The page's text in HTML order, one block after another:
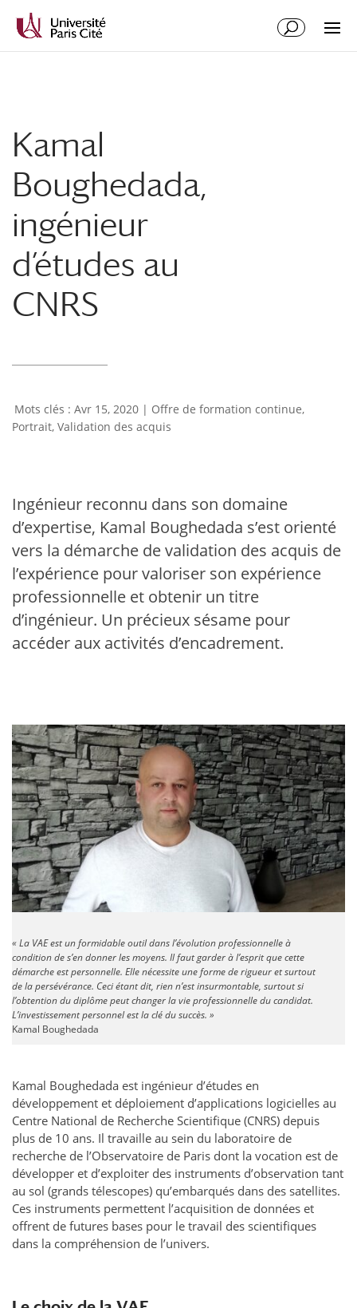
Kamal
Boughedada,
ingénieur
d’études au
CNRS
Avr 15, 2020 | Offre de formation continue,
Portrait, Validation des acquis
Ingénieur reconnu dans son domaine
d’expertise, Kamal Boughedada s’est orienté
vers la démarche de validation des acquis de
l’expérience pour valoriser son expérience
professionnelle et obtenir un titre
d’ingénieur. Un précieux sésame pour
accéder aux activités d’encadrement.
« La VAE est un formidable outil dans l’évolution professionnelle à
condition de s’en donner les moyens. Il faut garder à l’esprit que cette
démarche est personnelle. Elle nécessite une forme de rigueur et surtout
de la persévérance. Ceci étant dit, rien n’est insurmontable, surtout si
l’obtention du diplôme peut changer la vie professionnelle du candidat.
L’investissement personnel est la clé du succès. »
Kamal Boughedada
Kamal Boughedada est ingénieur d’études en
développement et déploiement d’applications logicielles au
Centre National de Recherche Scientifique (CNRS) depuis
plus de 10 ans. Il travaille au sein du laboratoire de
recherche de l’Observatoire de Paris dont la vocation est de
développer et d’exploiter des instruments d’observation tant
au sol (grands télescopes) qu’embarqués dans des satellites.
Ces instruments permettent l’acquisition de données et
offrent de futures bases pour le travail des scientifiques
dans la compréhension de l’univers.